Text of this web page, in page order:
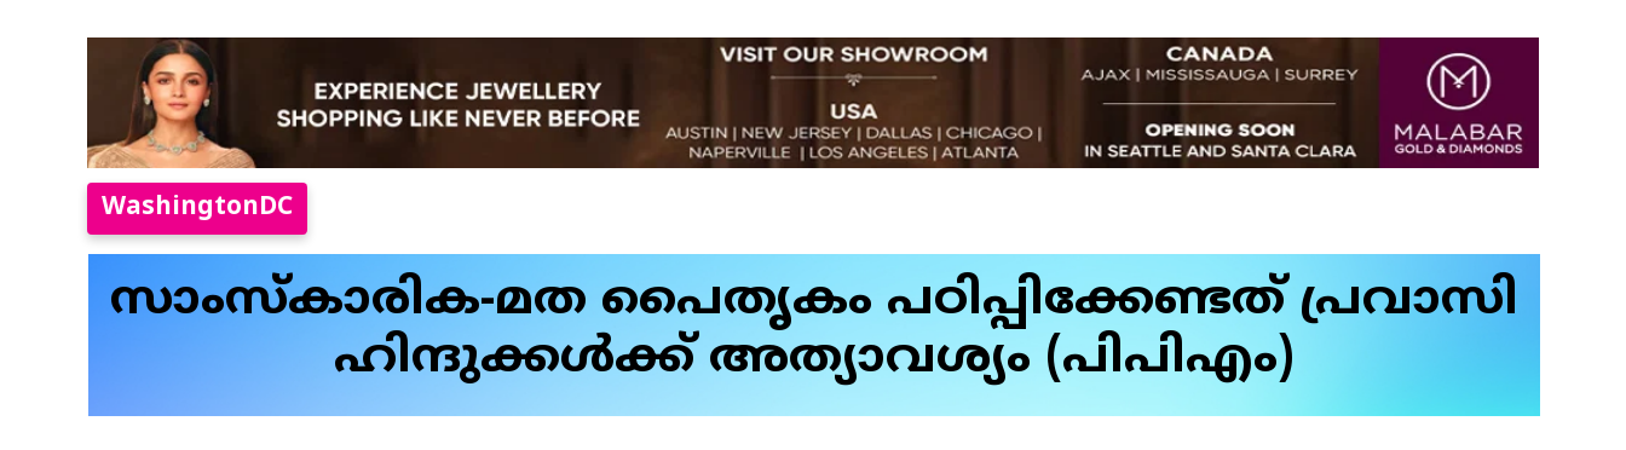
WashingtonDC
സാംസ്‌കാരിക-മത പൈതൃകം പഠിപ്പിക്കേണ്ടത് പ്രവാസി
ഹിന്ദുക്കൾക്ക് അത്യാവശ്യം (പിപിഎം)